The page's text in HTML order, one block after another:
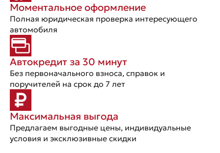
Моментальное оформление
Полная юридическая проверка интересующего
автомобиля
Автокредит за 30 минут
Без первоначального взноса, справок и
поручителей на срок до 7 лет
Максимальная выгода
Предлагаем выгодные цены, индивидуальные
условия и эксклюзивные скидки